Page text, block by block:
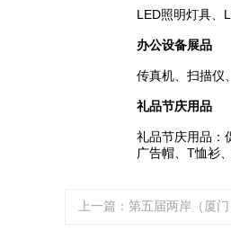
LED照明灯具、
办公设备展品
传真机、扫描仪
礼品节庆用品
礼品节庆用品：
广告帽、T恤衫
上一篇：第五届两岸（厦